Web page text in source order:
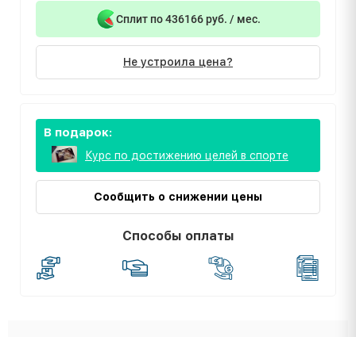
Сплит по 436166 руб. / мес.
Не устроила цена?
В подарок:
Курс по достижению целей в спорте
Сообщить о снижении цены
Способы оплаты